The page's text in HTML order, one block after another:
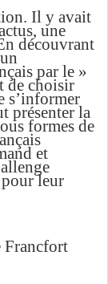
Il y avait
une
découvrant
par le »
de choisir
s’informer
présenter la
formes de
et
leur
Francfort